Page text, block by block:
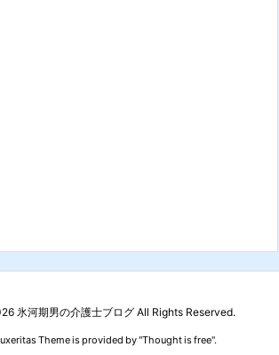
氷河期男の介護士ブログ All Rights Reserved.
Theme is provided by "Thought is free".